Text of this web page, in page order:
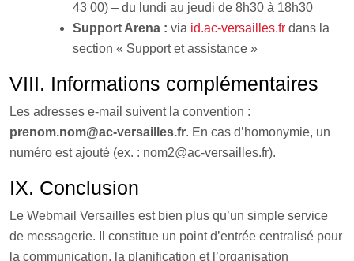
43 00) – du lundi au jeudi de 8h30 à 18h30
Support Arena : via id.ac-versailles.fr dans la
section « Support et assistance »
VIII. Informations complémentaires
Les adresses e-mail suivent la convention :
prenom.nom@ac-versailles.fr. En cas d’homonymie, un
numéro est ajouté (ex. : nom2@ac-versailles.fr).
IX. Conclusion
Le Webmail Versailles est bien plus qu’un simple service
de messagerie. Il constitue un point d’entrée centralisé pour
la communication, la planification et l’organisation